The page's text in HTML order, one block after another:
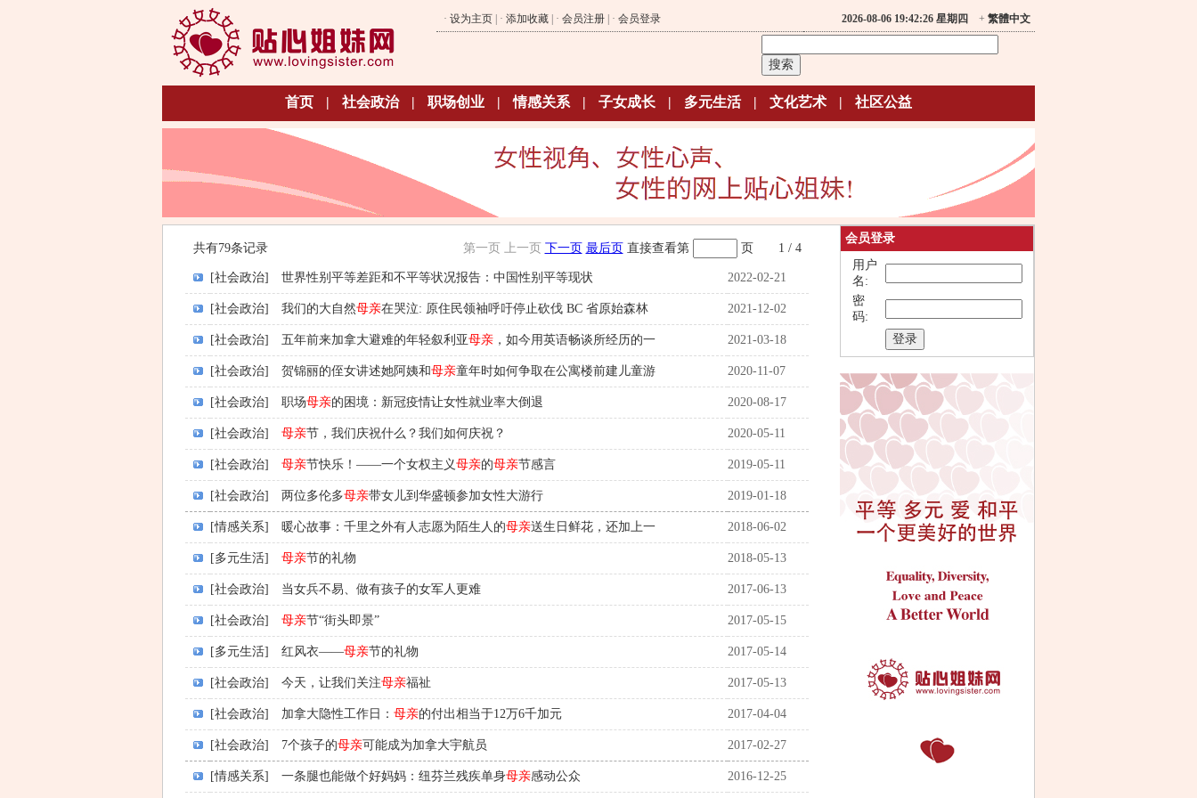
· 设为主页 | · 添加收藏 | · 会员注册 | · 会员登录 2026-08-06 19:42:26 星期四 + 繁體中文
首页 | 社会政治 | 职场创业 | 情感关系 | 子女成长 | 多元生活 | 文化艺术 | 社区公益
共有79条记录 第一页 上一页 下一页 最后页 直接查看第 页 1 / 4
[社会政治] 世界性别平等差距和不平等状况报告：中国性别平等现状 2022-02-21
[社会政治] 我们的大自然母亲在哭泣: 原住民领袖呼吁停止砍伐 BC 省原始森林 2021-12-02
[社会政治] 五年前来加拿大避难的年轻叙利亚母亲 ，如今用英语畅谈所经历的一 2021-03-18
[社会政治] 贺锦丽的侄女讲述她阿姨和母亲童年时如何争取在公寓楼前建儿童游 2020-11-07
[社会政治] 职场母亲的困境：新冠疫情让女性就业率大倒退 2020-08-17
[社会政治] 母亲节，我们庆祝什么？我们如何庆祝？ 2020-05-11
[社会政治] 母亲节快乐！——一个女权主义母亲的母亲节感言 2019-05-11
[社会政治] 两位多伦多母亲带女儿到华盛顿参加女性大游行 2019-01-18
[情感关系] 暖心故事：千里之外有人志愿为陌生人的母亲送生日鲜花，还加上一 2018-06-02
[多元生活] 母亲节的礼物 2018-05-13
[社会政治] 当女兵不易、做有孩子的女军人更难 2017-06-13
[社会政治] 母亲节“街头即景” 2017-05-15
[多元生活] 红风衣——母亲节的礼物 2017-05-14
[社会政治] 今天，让我们关注母亲福祉 2017-05-13
[社会政治] 加拿大隐性工作日： 母亲的付出相当于12万6千加元 2017-04-04
[社会政治] 7个孩子的母亲可能成为加拿大宇航员 2017-02-27
[情感关系] 一条腿也能做个好妈妈：纽芬兰残疾单身母亲感动公众 2016-12-25
会员登录
用户
名:
密
码: